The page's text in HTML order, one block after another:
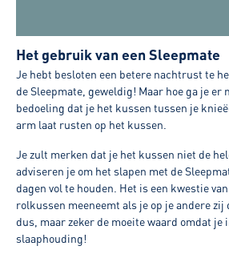
Het gebruik van een Sleepmate
Je hebt besloten een betere nachtrust te
de Sleepmate, geweldig! Maar hoe ga je er
bedoeling dat je het kussen tussen je
arm laat rusten op het kussen.
Je zult merken dat je het kussen niet de
adviseren je om het slapen met de
dagen vol te houden. Het is een kwestie
rolkussen meeneemt als je op je andere zij
dus, maar zeker de moeite waard omdat je
slaaphouding!